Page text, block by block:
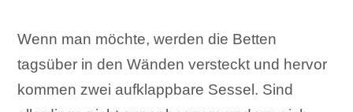
Wenn man möchte, werden die Betten
tagsüber in den Wänden versteckt und hervor
kommen zwei aufklappbare Sessel. Sind